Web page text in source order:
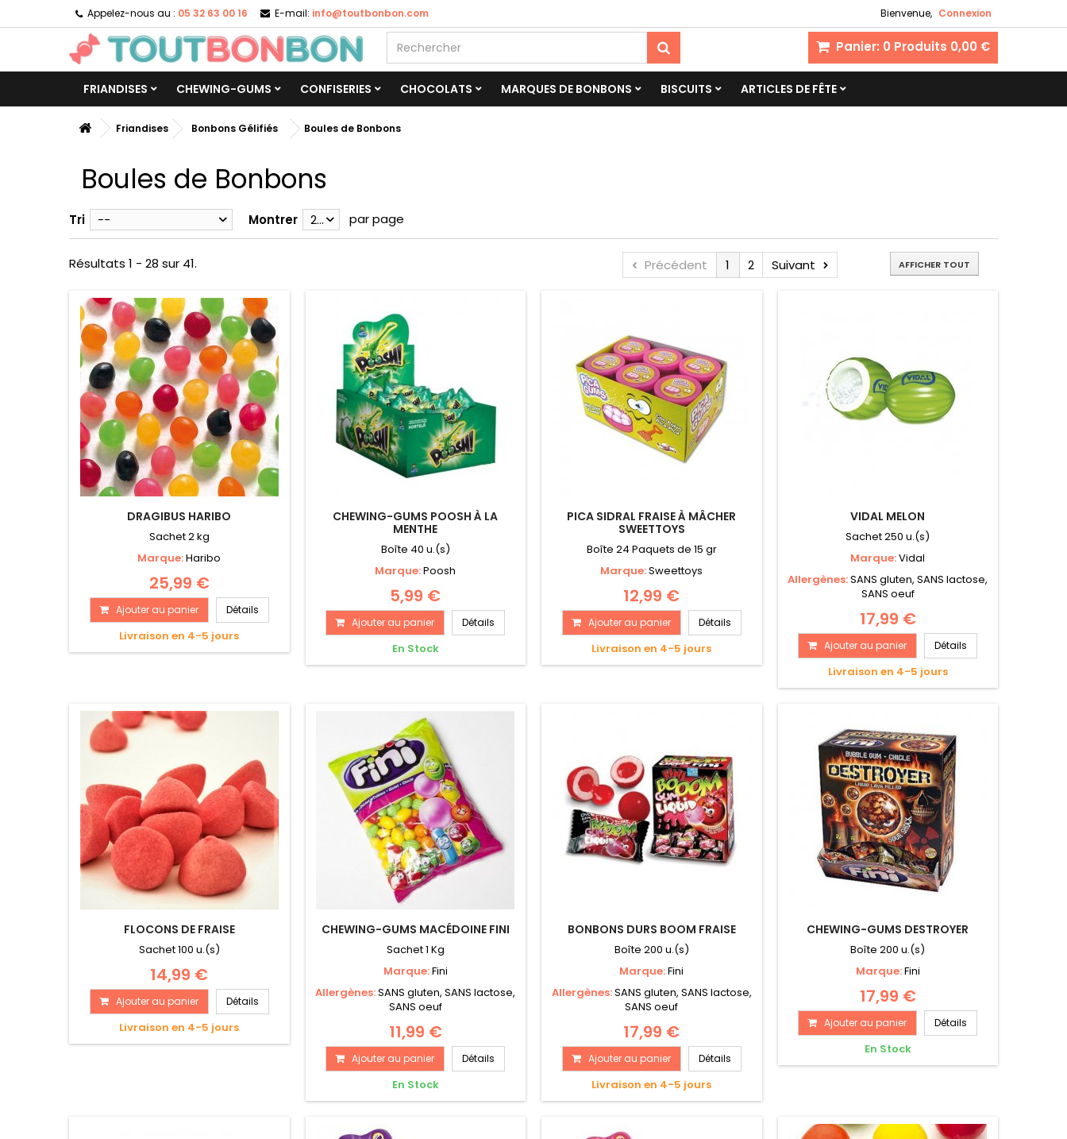
Bienvenue, Connexion
Appelez-nous au : 05 32 63 00 16 E-mail: info@toutbonbon.com
Panier: 0 Produits 0,00 €
FRIANDISES CHEWING-GUMS CONFISERIES CHOCOLATS MARQUES DE BONBONS BISCUITS ARTICLES DE FÊTE
Friandises Bonbons Gélifiés Boules de Bonbons
Boules de Bonbons
Tri -- Montrer 28 par page
Précédent 1 2 Suivant AFFICHER TOUT
Résultats 1 - 28 sur 41.
DRAGIBUS HARIBO
Sachet 2 kg
Marque:Haribo
25,99 €
Ajouter au panier Détails
Livraison en 4-5 jours
CHEWING-GUMS POOSH À LA
MENTHE
Boîte 40 u.(s)
Marque:Poosh
5,99 €
Ajouter au panier Détails
En Stock
PICA SIDRAL FRAISE À MÂCHER
SWEETTOYS
Boîte 24 Paquets de 15 gr
Marque:Sweettoys
12,99 €
Ajouter au panier Détails
Livraison en 4-5 jours
VIDAL MELON
Sachet 250 u.(s)
Marque:Vidal
Allergènes:SANS gluten, SANS lactose,
SANS oeuf
17,99 €
Ajouter au panier Détails
Livraison en 4-5 jours
FLOCONS DE FRAISE
Sachet 100 u.(s)
14,99 €
Ajouter au panier Détails
Livraison en 4-5 jours
CHEWING-GUMS MACÉDOINE FINI
Sachet 1 Kg
Marque:Fini
Allergènes:SANS gluten, SANS lactose,
SANS oeuf
11,99 €
Ajouter au panier Détails
En Stock
BONBONS DURS BOOM FRAISE
Boîte 200 u.(s)
Marque:Fini
Allergènes:SANS gluten, SANS lactose,
SANS oeuf
17,99 €
Ajouter au panier Détails
Livraison en 4-5 jours
CHEWING-GUMS DESTROYER
Boîte 200 u.(s)
Marque:Fini
17,99 €
Ajouter au panier Détails
En Stock